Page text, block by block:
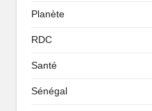
Planète
RDC
Santé
Sénégal